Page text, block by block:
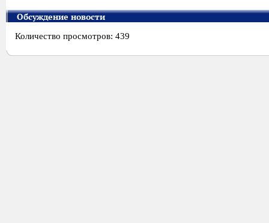
Обсуждение новости
Количество просмотров: 439